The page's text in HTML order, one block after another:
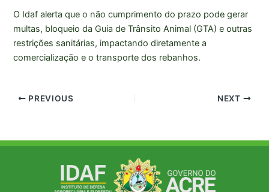
O Idaf alerta que o não cumprimento do prazo pode gerar
multas, bloqueio da Guia de Trânsito Animal (GTA) e outras
restrições sanitárias, impactando diretamente a
comercialização e o transporte dos rebanhos.
PREVIOUS NEXT